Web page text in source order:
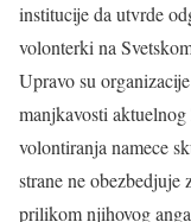
institucije da utvrde
volonterki na
Upravo su
manjkavosti
volontiranja namece
strane ne obezbedjuje
prilikom njihovog